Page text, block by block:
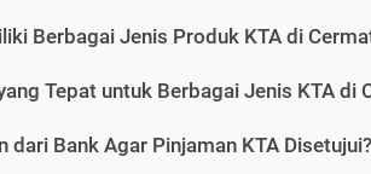
Berbagai Jenis Produk KTA di
Tepat untuk Berbagai Jenis KTA di
dari Bank Agar Pinjaman KTA Disetujui?